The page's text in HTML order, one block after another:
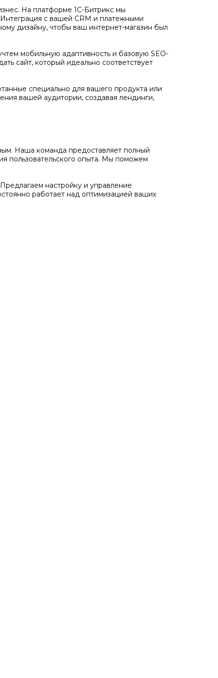
На платформе 1С-Битрикс мы
с вашей CRM и платежными
дизайну, чтобы ваш интернет-магазин был
мобильную адаптивность и базовую SEO-
сайт, который идеально соответствует
специально для вашего продукта или
вашей аудитории, создавая лендинги,
Наша команда предоставляет полный
пользовательского опыта. Мы поможем
настройку и управление
работает над оптимизацией ваших